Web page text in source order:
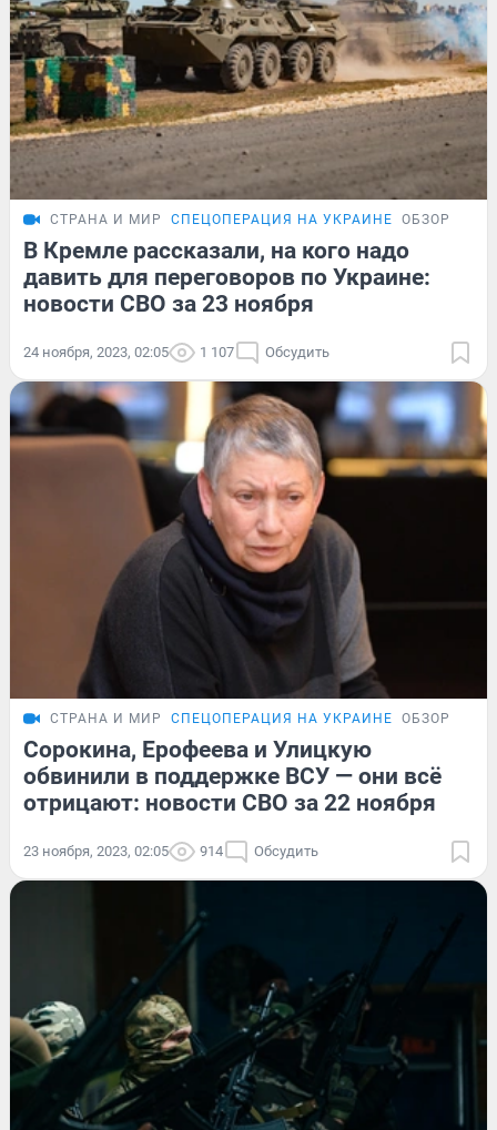
СТРАНА И МИР СПЕЦОПЕРАЦИЯ НА УКРАИНЕ ОБЗОР
В Кремле рассказали, на кого надо
давить для переговоров по Украине:
новости СВО за 23 ноября
24 ноября, 2023, 02:05 1 107 Обсудить
СТРАНА И МИР СПЕЦОПЕРАЦИЯ НА УКРАИНЕ ОБЗОР
Сорокина, Ерофеева и Улицкую
обвинили в поддержке ВСУ — они всё
отрицают: новости СВО за 22 ноября
23 ноября, 2023, 02:05 914 Обсудить